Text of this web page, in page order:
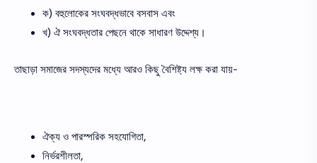
ক) বহুলোকের সংঘবদ্ধভাবে বসবাস এবং
খ) ঐ সংঘবদ্ধতার পেছনে থাকে সাধারণ উদ্দেশ্য।
তাছাড়া সমাজের সদস্যদের মধ্যে আরও কিছু বৈশিষ্ট্য লক্ষ করা যায়-
ঐক্য ও পারস্পরিক সহযোগিতা,
নির্ভরশীলতা,